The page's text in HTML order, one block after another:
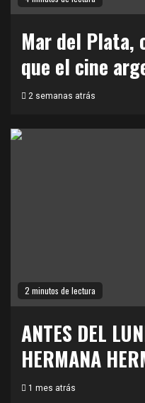
Mar del Plata,
que el cine
2 semanas atrás
2 minutos de lectura
ANTES DEL
HERMANA
1 mes atrás